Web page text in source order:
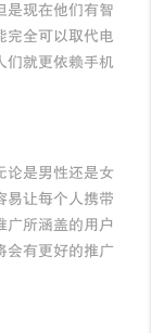
是现在他们有智
完全可以取代电
们就更依赖手机
是男性还是女
易让每个人携带
广所涵盖的用户
会有更好的推广